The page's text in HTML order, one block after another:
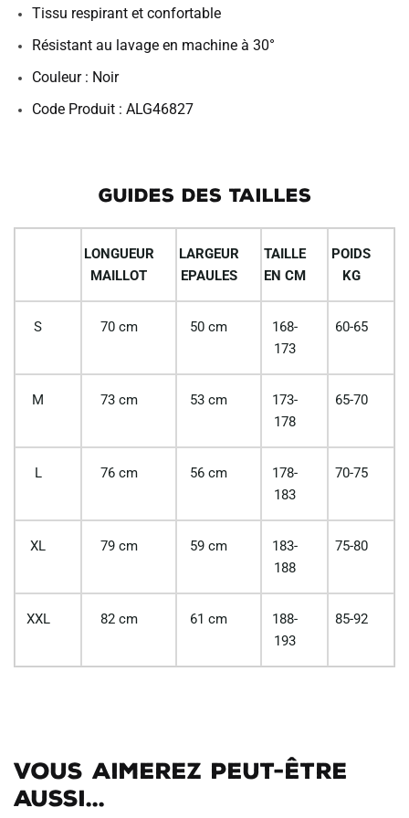
Tissu respirant et confortable
Résistant au lavage en machine à 30°
Couleur : Noir
Code Produit : ALG46827
GUIDES DES TAILLES
LONGUEUR
MAILLOT
LARGEUR
EPAULES
TAILLE
EN CM
POIDS
KG
S 70 cm 50 cm
168-
173
60-65
M 73 cm 53 cm
173-
178
65-70
L 76 cm 56 cm
178-
183
70-75
XL 79 cm 59 cm
183-
188
75-80
XXL 82 cm 61 cm
188-
193
85-92
Vous aimerez peut-être
aussi...